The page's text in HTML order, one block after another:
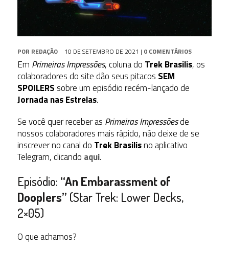
POR REDAÇÃO 10 DE SETEMBRO DE 2021 | 0 COMENTÁRIOS
Em Primeiras Impressões, coluna do Trek Brasilis, os
colaboradores do site dão seus pitacos SEM
SPOILERS sobre um episódio recém-lançado de
Jornada nas Estrelas.
Se você quer receber as Primeiras Impressõesde
nossos colaboradores mais rápido, não deixe de se
inscrever no canal do Trek Brasilisno aplicativo
Telegram, clicando aqui.
Episódio: “An Embarassment of
Dooplers” (Star Trek: Lower Decks,
2×05)
O que achamos?